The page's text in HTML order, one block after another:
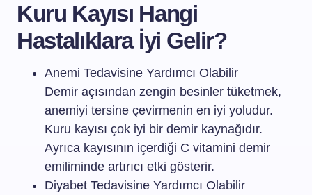
Kuru Kayısı Hangi
Hastalıklara İyi Gelir?
Anemi Tedavisine Yardımcı Olabilir
Demir açısından zengin besinler tüketmek,
anemiyi tersine çevirmenin en iyi yoludur.
Kuru kayısı çok iyi bir demir kaynağıdır.
Ayrıca kayısının içerdiği C vitamini demir
emiliminde artırıcı etki gösterir.
Diyabet Tedavisine Yardımcı Olabilir